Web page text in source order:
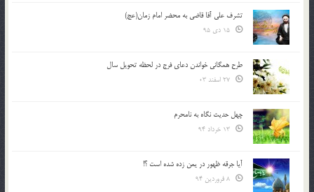
تشرف علي آقا قاضي به محضر امام زمان(عج)
طرح همگانی خواندن دعای فرج در لحظه تحویل سال
چهل حدیث نگاه به نامحرم
آیا جرقه ظهور در یمن زده شده است ؟!